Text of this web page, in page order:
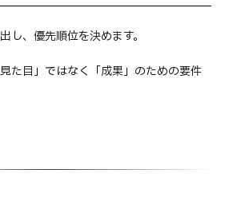
し、優先順位を決めます。
た目」ではなく「成果」のための要件